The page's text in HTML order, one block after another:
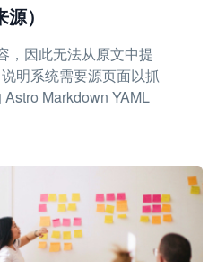
）
，因此无法从原文中提
明系统需要源页面以抓
Markdown YAML